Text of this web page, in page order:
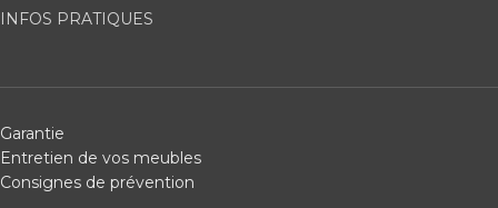
INFOS PRATIQUES
Garantie
Entretien de vos meubles
Consignes de prévention